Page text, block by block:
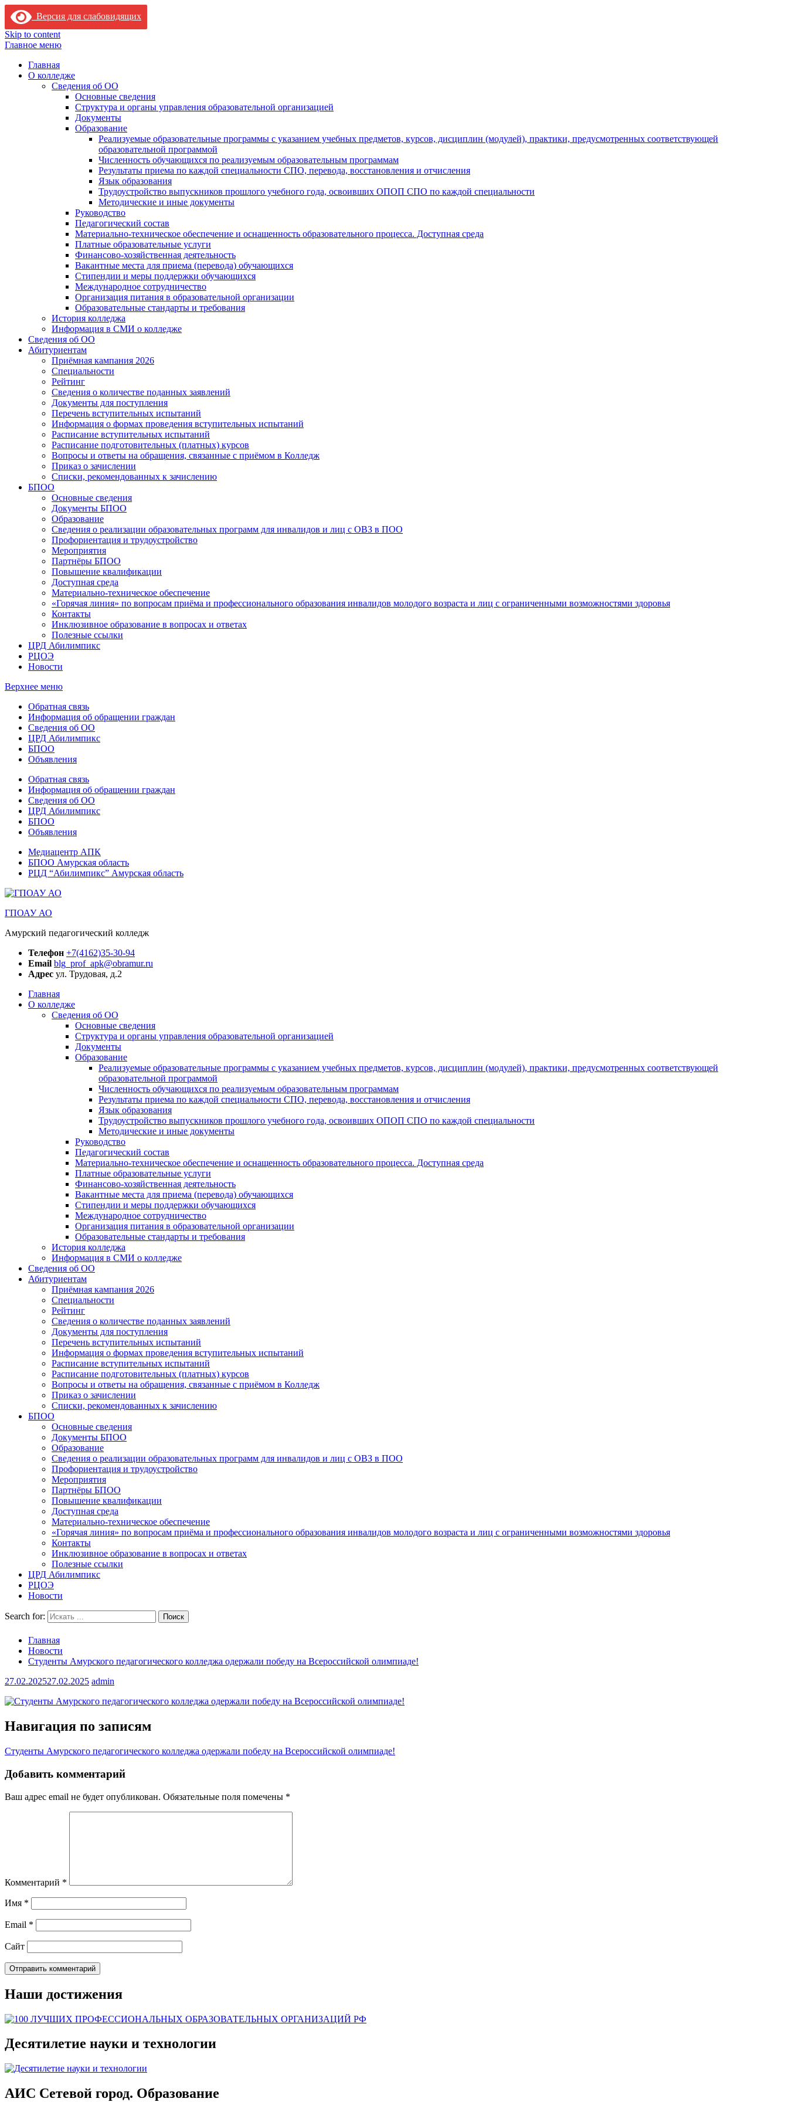
Версия для слабовидящих
Skip to content
Главное меню
Главная
О колледже
Сведения об ОО
Основные сведения
Структура и органы управления образовательной организацией
Документы
Образование
Реализуемые образовательные программы с указанием учебных предметов, курсов, дисциплин (модулей), практики, предусмотренных соответствующей
образовательной программой
Численность обучающихся по реализуемым образовательным программам
Результаты приема по каждой специальности СПО, перевода, восстановления и отчисления
Язык образования
Трудоустройство выпускников прошлого учебного года, освоивших ОПОП СПО по каждой специальности
Методические и иные документы
Руководство
Педагогический состав
Материально-техническое обеспечение и оснащенность образовательного процесса. Доступная среда
Платные образовательные услуги
Финансово-хозяйственная деятельность
Вакантные места для приема (перевода) обучающихся
Стипендии и меры поддержки обучающихся
Международное сотрудничество
Организация питания в образовательной организации
Образовательные стандарты и требования
История колледжа
Информация в СМИ о колледже
Сведения об ОО
Абитуриентам
Приёмная кампания 2026
Специальности
Рейтинг
Сведения о количестве поданных заявлений
Документы для поступления
Перечень вступительных испытаний
Информация о формах проведения вступительных испытаний
Расписание вступительных испытаний
Расписание подготовительных (платных) курсов
Вопросы и ответы на обращения, связанные с приёмом в Колледж
Приказ о зачислении
Списки, рекомендованных к зачислению
БПОО
Основные сведения
Документы БПОО
Образование
Сведения о реализации образовательных программ для инвалидов и лиц с ОВЗ в ПОО
Профориентация и трудоустройство
Мероприятия
Партнёры БПОО
Повышение квалификации
Доступная среда
Материально-техническое обеспечение
«Горячая линия» по вопросам приёма и профессионального образования инвалидов молодого возраста и лиц с ограниченными возможностями здоровья
Контакты
Инклюзивное образование в вопросах и ответах
Полезные ссылки
ЦРД Абилимпикс
РЦОЭ
Новости
Верхнее меню
Обратная связь
Информация об обращении граждан
Сведения об ОО
ЦРД Абилимпикс
БПОО
Объявления
Обратная связь
Информация об обращении граждан
Сведения об ОО
ЦРД Абилимпикс
БПОО
Объявления
Медиацентр АПК
БПОО Амурская область
РЦД “Абилимпикс” Амурская область
ГПОАУ АО
Амурский педагогический колледж
Телефон +7(4162)35-30-94
Email blg_prof_apk@obramur.ru
Адрес ул. Трудовая, д.2
Главная
О колледже
Сведения об ОО
Основные сведения
Структура и органы управления образовательной организацией
Документы
Образование
Реализуемые образовательные программы с указанием учебных предметов, курсов, дисциплин (модулей), практики, предусмотренных соответствующей
образовательной программой
Численность обучающихся по реализуемым образовательным программам
Результаты приема по каждой специальности СПО, перевода, восстановления и отчисления
Язык образования
Трудоустройство выпускников прошлого учебного года, освоивших ОПОП СПО по каждой специальности
Методические и иные документы
Руководство
Педагогический состав
Материально-техническое обеспечение и оснащенность образовательного процесса. Доступная среда
Платные образовательные услуги
Финансово-хозяйственная деятельность
Вакантные места для приема (перевода) обучающихся
Стипендии и меры поддержки обучающихся
Международное сотрудничество
Организация питания в образовательной организации
Образовательные стандарты и требования
История колледжа
Информация в СМИ о колледже
Сведения об ОО
Абитуриентам
Приёмная кампания 2026
Специальности
Рейтинг
Сведения о количестве поданных заявлений
Документы для поступления
Перечень вступительных испытаний
Информация о формах проведения вступительных испытаний
Расписание вступительных испытаний
Расписание подготовительных (платных) курсов
Вопросы и ответы на обращения, связанные с приёмом в Колледж
Приказ о зачислении
Списки, рекомендованных к зачислению
БПОО
Основные сведения
Документы БПОО
Образование
Сведения о реализации образовательных программ для инвалидов и лиц с ОВЗ в ПОО
Профориентация и трудоустройство
Мероприятия
Партнёры БПОО
Повышение квалификации
Доступная среда
Материально-техническое обеспечение
«Горячая линия» по вопросам приёма и профессионального образования инвалидов молодого возраста и лиц с ограниченными возможностями здоровья
Контакты
Инклюзивное образование в вопросах и ответах
Полезные ссылки
ЦРД Абилимпикс
РЦОЭ
Новости
Search for:
Главная
Новости
Студенты Амурского педагогического колледжа одержали победу на Всероссийской олимпиаде!
27.02.202527.02.2025 admin
Навигация по записям
Студенты Амурского педагогического колледжа одержали победу на Всероссийской олимпиаде!
Добавить комментарий
Ваш адрес email не будет опубликован. Обязательные поля помечены *
Комментарий *
Имя *
Email *
Сайт
Наши достижения
Десятилетие науки и технологии
АИС Сетевой город. Образование